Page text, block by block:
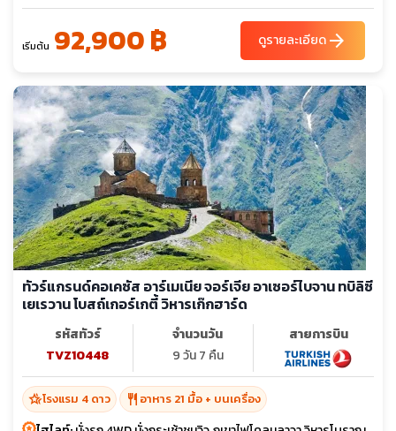
เริ่มต้น 92,900 ฿ ดูรายละเอียดarrow_forward
ทัวร์แกรนด์คอเคซัส อาร์เมเนีย จอร์เจีย อาเซอร์ไบจาน ทบิลิซี
เยเรวาน โบสถ์เกอร์เกตี้ วิหารเก๊กฮาร์ด
รหัสทัวร์
TVZ10448
จำนวนวัน
9 วัน 7 คืน
สายการบิน
hotel_classโรงแรม 4 ดาว restaurant อาหาร 21 มื้อ + บนเครื่อง